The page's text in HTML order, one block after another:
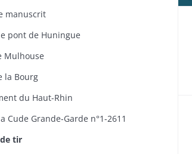
manuscrit​
pont de Huningue
Mulhouse
la Bourg
du Haut-Rhin
Cude Grande-Garde n°1-2611​
tir